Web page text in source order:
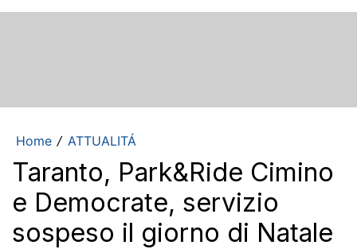
Home / ATTUALITÁ
Taranto, Park&Ride Cimino
e Democrate, servizio
sospeso il giorno di Natale